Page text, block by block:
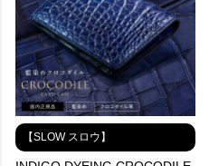
【SLOW スロウ】